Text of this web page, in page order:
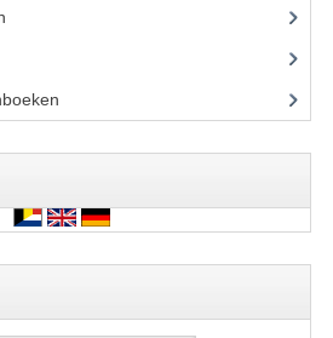
KS125 ONDERDELEN
ZUNDAPP FAMEL
KREIDLER